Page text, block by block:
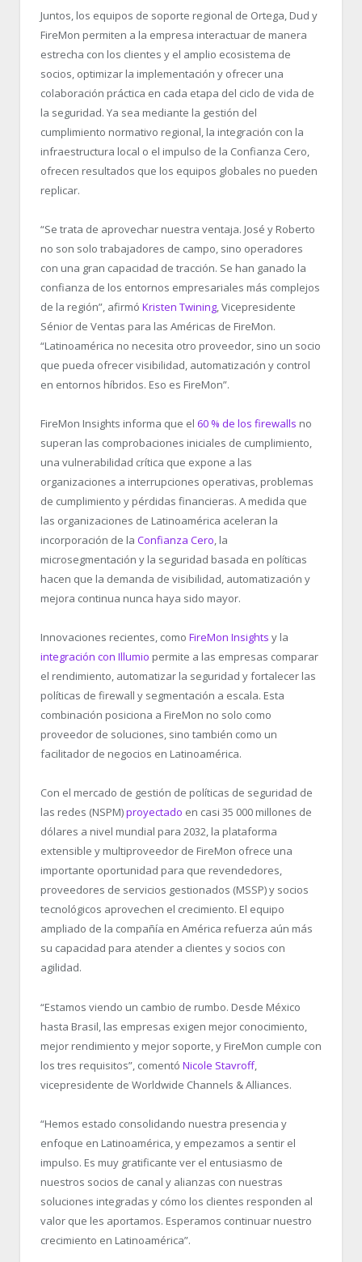
Juntos, los equipos de soporte regional de Ortega, Dud y
FireMon permiten a la empresa interactuar de manera
estrecha con los clientes y el amplio ecosistema de
socios, optimizar la implementación y ofrecer una
colaboración práctica en cada etapa del ciclo de vida de
la seguridad. Ya sea mediante la gestión del
cumplimiento normativo regional, la integración con la
infraestructura local o el impulso de la Confianza Cero,
ofrecen resultados que los equipos globales no pueden
replicar.
“Se trata de aprovechar nuestra ventaja. José y Roberto
no son solo trabajadores de campo, sino operadores
con una gran capacidad de tracción. Se han ganado la
confianza de los entornos empresariales más complejos
de la región”, afirmó Kristen Twining, Vicepresidente
Sénior de Ventas para las Américas de FireMon.
“Latinoamérica no necesita otro proveedor, sino un socio
que pueda ofrecer visibilidad, automatización y control
en entornos híbridos. Eso es FireMon”.
FireMon Insights informa que el 60 % de los firewalls no
superan las comprobaciones iniciales de cumplimiento,
una vulnerabilidad crítica que expone a las
organizaciones a interrupciones operativas, problemas
de cumplimiento y pérdidas financieras. A medida que
las organizaciones de Latinoamérica aceleran la
incorporación de la Confianza Cero, la
microsegmentación y la seguridad basada en políticas
hacen que la demanda de visibilidad, automatización y
mejora continua nunca haya sido mayor.
Innovaciones recientes, como FireMon Insights y la
integración con Illumio permite a las empresas comparar
el rendimiento, automatizar la seguridad y fortalecer las
políticas de firewall y segmentación a escala. Esta
combinación posiciona a FireMon no solo como
proveedor de soluciones, sino también como un
facilitador de negocios en Latinoamérica.
Con el mercado de gestión de políticas de seguridad de
las redes (NSPM)proyectado en casi 35 000 millones de
dólares a nivel mundial para 2032, la plataforma
extensible y multiproveedor de FireMon ofrece una
importante oportunidad para que revendedores,
proveedores de servicios gestionados (MSSP) y socios
tecnológicos aprovechen el crecimiento. El equipo
ampliado de la compañía en América refuerza aún más
su capacidad para atender a clientes y socios con
agilidad.
“Estamos viendo un cambio de rumbo. Desde México
hasta Brasil, las empresas exigen mejor conocimiento,
mejor rendimiento y mejor soporte, y FireMon cumple con
los tres requisitos”, comentó Nicole Stavroff,
vicepresidente de Worldwide Channels & Alliances.
“Hemos estado consolidando nuestra presencia y
enfoque en Latinoamérica, y empezamos a sentir el
impulso. Es muy gratificante ver el entusiasmo de
nuestros socios de canal y alianzas con nuestras
soluciones integradas y cómo los clientes responden al
valor que les aportamos. Esperamos continuar nuestro
crecimiento en Latinoamérica”.